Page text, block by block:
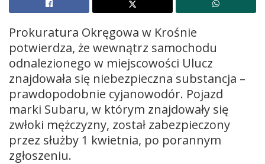
Prokuratura Okręgowa w Krośnie
potwierdza, że wewnątrz samochodu
odnalezionego w miejscowości Ulucz
znajdowała się niebezpieczna substancja –
prawdopodobnie cyjanowodór. Pojazd
marki Subaru, w którym znajdowały się
zwłoki mężczyzny, został zabezpieczony
przez służby 1 kwietnia, po porannym
zgłoszeniu.